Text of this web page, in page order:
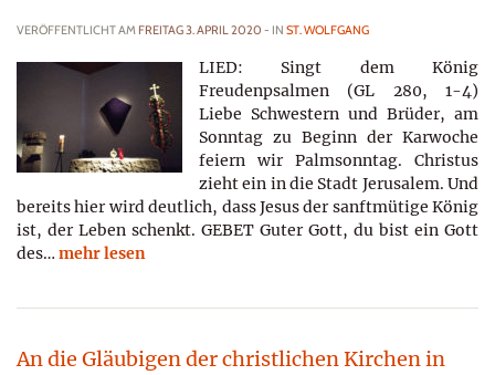
VERÖFFENTLICHT AM FREITAG 3. APRIL 2020 - IN ST. WOLFGANG
LIED: Singt dem König
Freudenpsalmen (GL 280, 1-4)
Liebe Schwestern und Brüder, am
Sonntag zu Beginn der Karwoche
feiern wir Palmsonntag. Christus
zieht ein in die Stadt Jerusalem. Und
bereits hier wird deutlich, dass Jesus der sanftmütige König
ist, der Leben schenkt. GEBET Guter Gott, du bist ein Gott
des… mehr lesen
An die Gläubigen der christlichen Kirchen in